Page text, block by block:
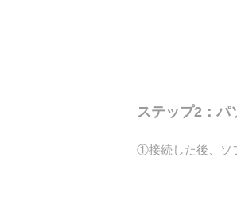
ステップ2：パ
①接続した後、ソ